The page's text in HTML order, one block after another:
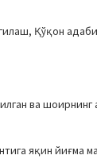
Қўқон
ва шоирнинг
яқин йиғма